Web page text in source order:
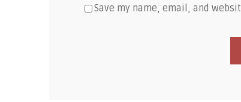
Save my name, email, and